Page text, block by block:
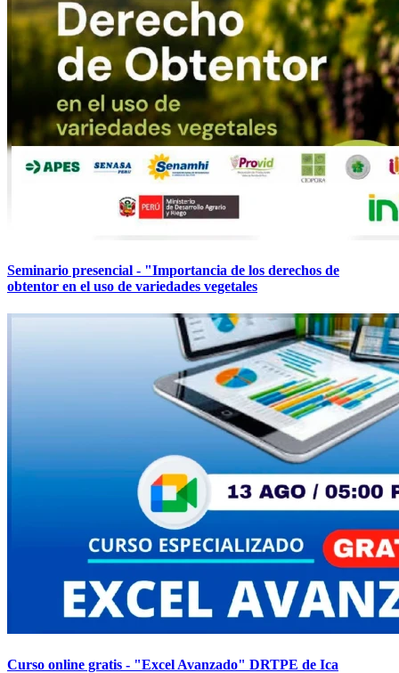
Seminario presencial - "Importancia de los derechos de
obtentor en el uso de variedades vegetales
Curso online gratis - "Excel Avanzado" DRTPE de Ica